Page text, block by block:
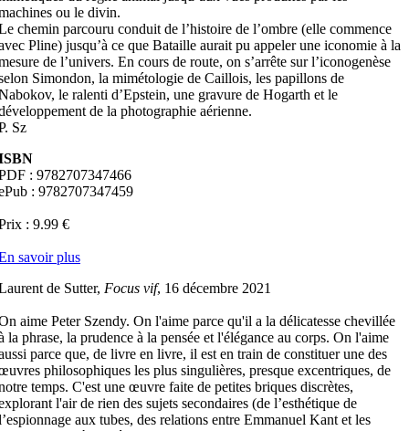
ou le divin.
chemin parcouru conduit de l’histoire de l’ombre (elle commence
Pline) jusqu’à ce que Bataille aurait pu appeler une iconomie à la
de l’univers. En cours de route, on s’arrête sur l’iconogenèse
Simondon, la mimétologie de Caillois, les papillons de
le ralenti d’Epstein, une gravure de Hogarth et le
de la photographie aérienne.
Sz
: 9782707347466
: 9782707347459
: 9.99 €
savoir plus
de Sutter, Focus vif, 16 décembre 2021
aime Peter Szendy. On l'aime parce qu'il a la délicatesse chevillée
la phrase, la prudence à la pensée et l'élégance au corps. On l'aime
parce que, de livre en livre, il est en train de constituer une des
philosophiques les plus singulières, presque excentriques, de
temps. C'est une œuvre faite de petites briques discrètes,
l'air de rien des sujets secondaires (de l’esthétique de
aux tubes, des relations entre Emmanuel Kant et les